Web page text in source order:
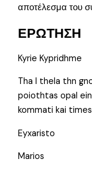
αποτέλεσμα του
ΕΡΩΤΗΣΗ
Kyrie Kypridhme
Tha I thela thn
poiothtas opal
kommati kai times
Eyxaristo
Marios